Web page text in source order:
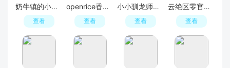
奶牛镇的小时光游戏官方中文版
查看
openrice香港吃饭app
查看
小小驯龙师养成霸王龙内置0.1
查看
云绝区零官方入口官服
查看